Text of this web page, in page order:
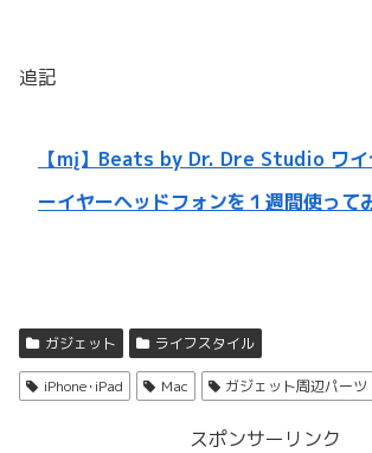
追記
【mį】Beats by Dr. Dre Studio ワイ
ーイヤーヘッドフォンを１週間使って
ガジェット ライフスタイル
iPhone･iPad Mac ガジェット周辺パーツ
スポンサーリンク